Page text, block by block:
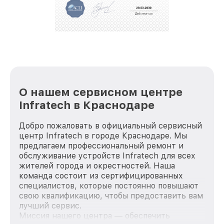
репутацию. Мы постоянно совершенствуемся и
О нашем сервисном центре
Infratech в Краснодаре
Добро пожаловать в официальный сервисный
центр Infratech в городе Краснодаре. Мы
предлагаем профессиональный ремонт и
обслуживание устройств Infratech для всех
жителей города и окрестностей. Наша
команда состоит из сертифицированных
специалистов, которые постоянно повышают
свою квалификацию, чтобы предоставить вам
лучший сервис.
Миссия нашего центра — обеспечить